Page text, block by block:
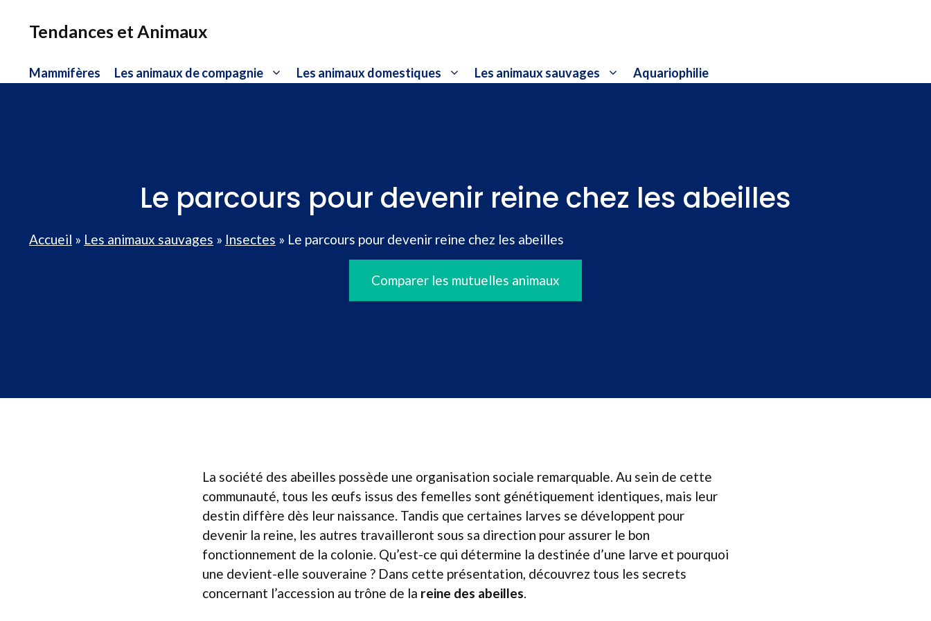
Tendances et Animaux
Mammifères Les animaux de compagnie Les animaux domestiques Les animaux sauvages Aquariophilie
Le parcours pour devenir reine chez les abeilles
Accueil » Les animaux sauvages » Insectes » Le parcours pour devenir reine chez les abeilles
Comparer les mutuelles animaux
La société des abeilles possède une organisation sociale remarquable. Au sein de cette
communauté, tous les œufs issus des femelles sont génétiquement identiques, mais leur
destin diffère dès leur naissance. Tandis que certaines larves se développent pour
devenir la reine, les autres travailleront sous sa direction pour assurer le bon
fonctionnement de la colonie. Qu’est-ce qui détermine la destinée d’une larve et pourquoi
une devient-elle souveraine ? Dans cette présentation, découvrez tous les secrets
concernant l’accession au trône de la reine des abeilles.